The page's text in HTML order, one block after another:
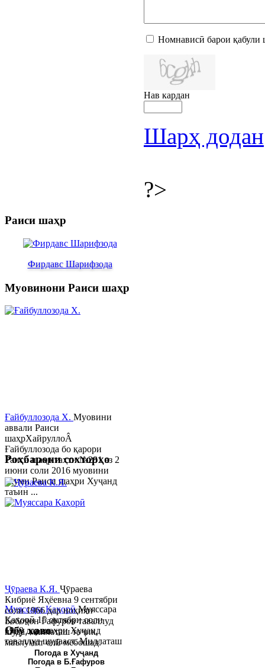
Номнависӣ барои қабули
Нав кардан
Шарҳ додан
?>
Раиси шаҳр
Фирдавс Шарифзода
Муовинони Раиси шаҳр
Ғайбуллозода Х. Муовини
аввали Раиси
шаҳрХайруллоÂ
Ғайбуллозода бо қарори
Раиси шаҳр таҳти №281 аз 2
июни соли 2016 муовини
якуми Раиси шаҳри Хуҷанд
таъин ...
Муяссара ҚаҳорӣМуяссара
Қаҳорӣ 15 октябри соли
1979 дар шаҳри Хуҷанд
таваллуд шудааст. Миллаташ
тоҷик. Маълумот олӣ. Соли
2002 Донишгоҳи давлатии
Роҳбарони сохторҳо
Ҷӯраева К.Я. Ҷӯраева
Кибриё Яҳёевна 9 сентябри
соли 1966 дар ноҳияи
Бобоҷон Ғафуров таваллуд
шуда, миллаташ тоҷик,
маълумот олӣ мебошад.
Соли 1997 Донишг...
Обу хаво
Погода в Хуҷанд
Погода в Б.Ғафуров